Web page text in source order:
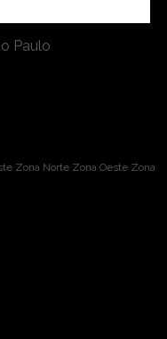
Paulo
Zona Norte Zona Oeste Zona